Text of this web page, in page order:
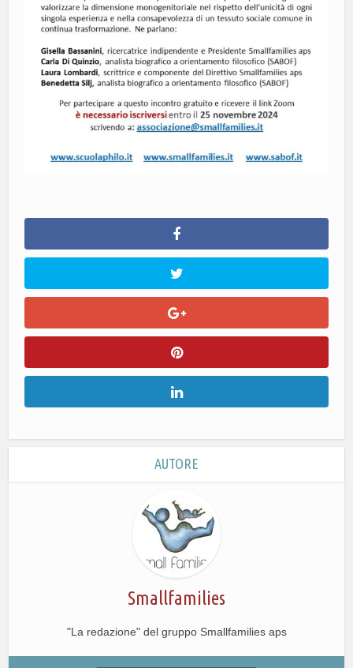
AUTORE
Smallfamilies
"La redazione" del gruppo Smallfamilies aps